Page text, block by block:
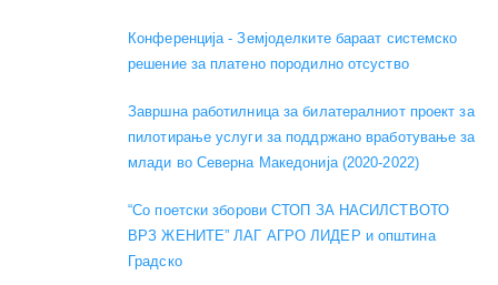
Конференција - Земјоделките бараат системско
решение за платено породилно отсуство
Завршна работилница за билатералниот проект за
пилотирање услуги за поддржано вработување за
млади во Северна Македонија (2020-2022)
“Со поетски зборови СТОП ЗА НАСИЛСТВОТО
ВРЗ ЖЕНИТЕ” ЛАГ АГРО ЛИДЕР и општина
Градско